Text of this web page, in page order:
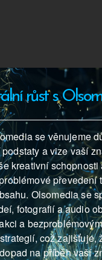
růst s
se věnujeme
a vize vaší
kreativní schopnosti
převedení
Olsomedia se
fotografií a audio
a
což zajišťuje,
na příběh vaší